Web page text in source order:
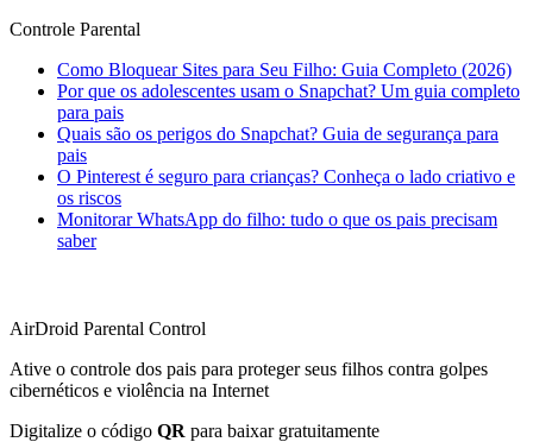
Controle Parental
Como Bloquear Sites para Seu Filho: Guia Completo (2026)
Por que os adolescentes usam o Snapchat? Um guia completo
para pais
Quais são os perigos do Snapchat? Guia de segurança para
pais
O Pinterest é seguro para crianças? Conheça o lado criativo e
os riscos
Monitorar WhatsApp do filho: tudo o que os pais precisam
saber
AirDroid Parental Control
Ative o controle dos pais para proteger seus filhos contra golpes
cibernéticos e violência na Internet
Digitalize o código QR para baixar gratuitamente